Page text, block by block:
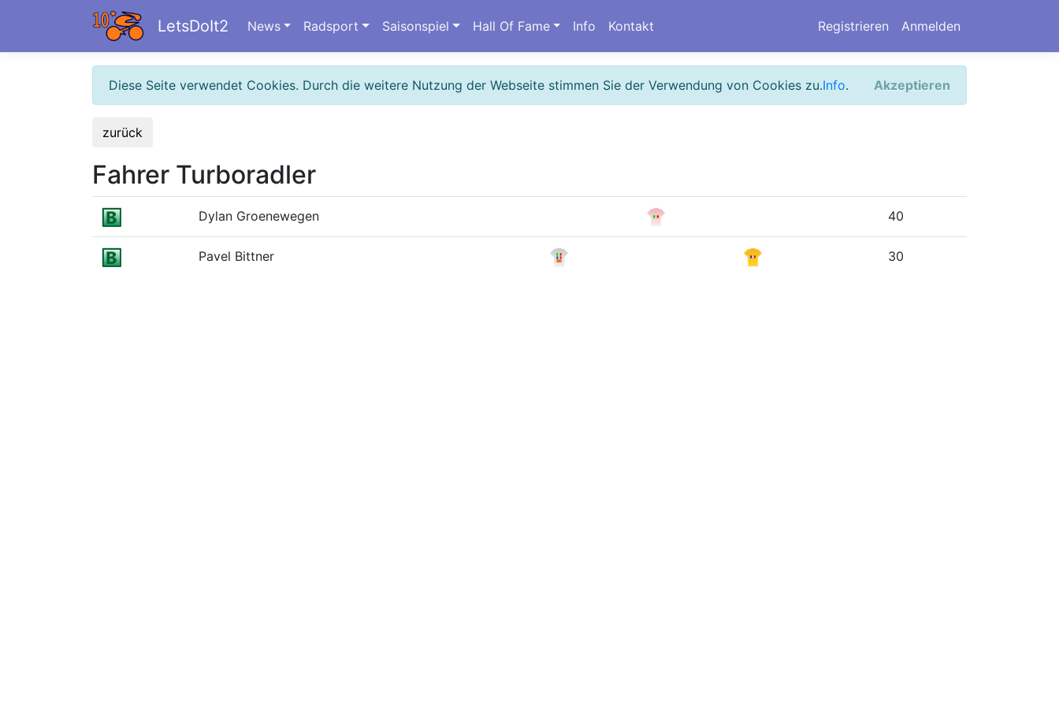
LetsDoIt2 Registrieren Anmelden
News Radsport Saisonspiel Hall Of Fame Info Kontakt
Diese Seite verwendet Cookies. Durch die weitere Nutzung der Webseite stimmen Sie der Verwendung von Cookies zu.Info. Akzeptieren
zurück
Fahrer Turboradler
Dylan Groenewegen 40
Pavel Bittner 30